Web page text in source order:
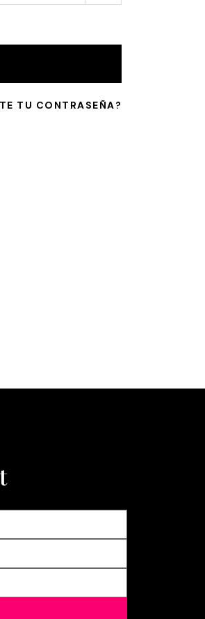
TU CONTRASEÑA?